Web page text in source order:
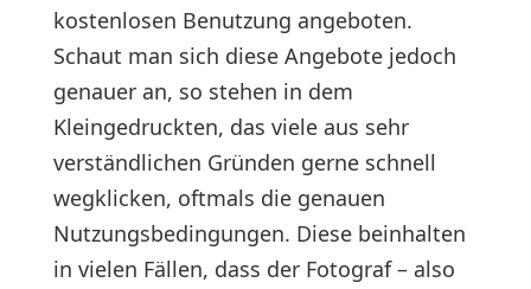
kostenlosen Benutzung angeboten.
Schaut man sich diese Angebote jedoch
genauer an, so stehen in dem
Kleingedruckten, das viele aus sehr
verständlichen Gründen gerne schnell
wegklicken, oftmals die genauen
Nutzungsbedingungen. Diese beinhalten
in vielen Fällen, dass der Fotograf – also